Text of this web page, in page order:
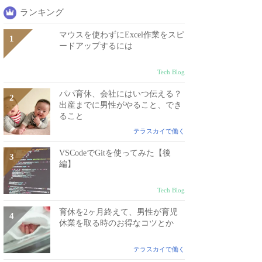
ランキング
マウスを使わずにExcel作業をスピ
ードアップするには
Tech Blog
パパ育休、会社にはいつ伝える？
出産までに男性がやること、でき
ること
テラスカイで働く
VSCodeでGitを使ってみた【後
編】
Tech Blog
育休を2ヶ月終えて、男性が育児
休業を取る時のお得なコツとか
テラスカイで働く